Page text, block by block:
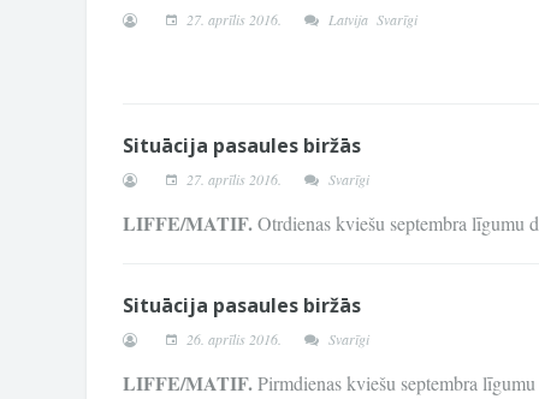
27. aprīlis 2016. Latvija Svarīgi
Situācija pasaules biržās
27. aprīlis 2016. Svarīgi
LIFFE/MATIF.Otrdienas kviešu septembra līgumu
Situācija pasaules biržās
26. aprīlis 2016. Svarīgi
LIFFE/MATIF.Pirmdienas kviešu septembra